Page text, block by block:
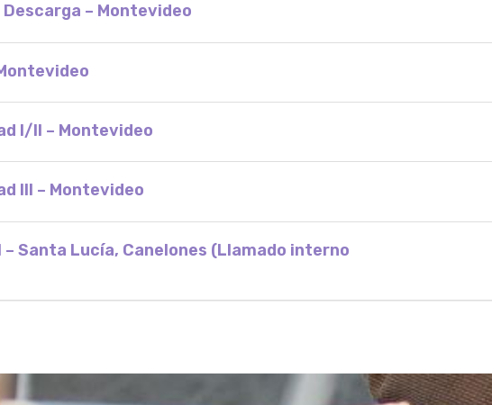
– Montevideo
I/II – Montevideo
III – Montevideo
Santa Lucía, Canelones (Llamado interno